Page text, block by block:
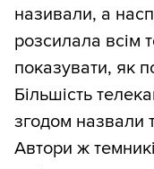
називали, а
розсилала всім
показувати, як
Більшість
згодом назвали
Автори ж